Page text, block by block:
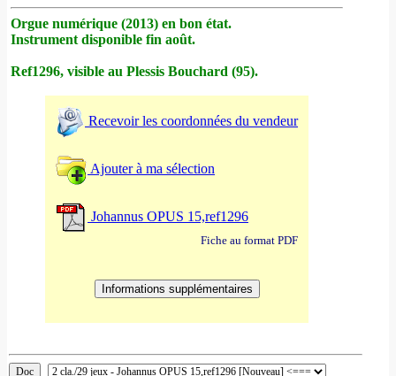
Orgue numérique (2013) en bon état.
Instrument disponible fin août.
Ref1296, visible au Plessis Bouchard (95).
Recevoir les coordonnées du vendeur
Ajouter à ma sélection
Johannus OPUS 15,ref1296
Fiche au format PDF